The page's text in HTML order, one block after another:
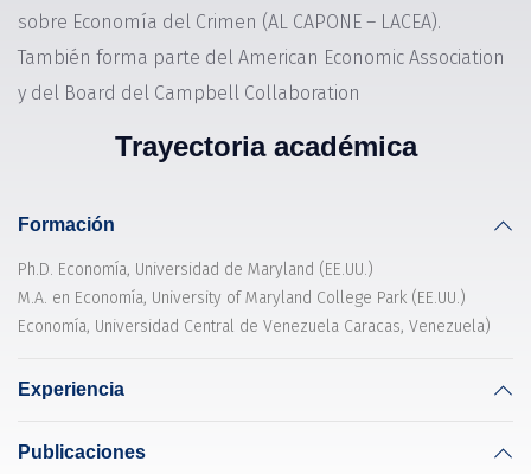
sobre Economía del Crimen (AL CAPONE – LACEA).
También forma parte del American Economic Association
y del Board del Campbell Collaboration
Trayectoria académica
Formación
Ph.D. Economía, Universidad de Maryland (EE.UU.)
M.A. en Economía, University of Maryland College Park (EE.UU.)
Economía, Universidad Central de Venezuela Caracas, Venezuela)
Experiencia
Publicaciones